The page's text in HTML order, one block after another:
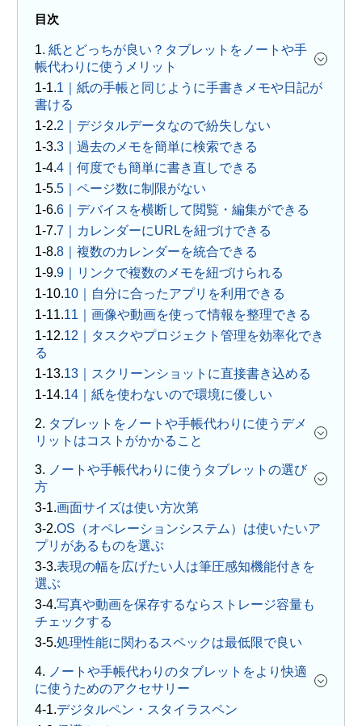
目次
1. 紙とどっちが良い？タブレットをノートや手
帳代わりに使うメリット
1｜紙の手帳と同じように手書きメモや日記が
書ける
2｜デジタルデータなので紛失しない
3｜過去のメモを簡単に検索できる
4｜何度でも簡単に書き直しできる
5｜ページ数に制限がない
6｜デバイスを横断して閲覧・編集ができる
7｜カレンダーにURLを紐づけできる
8｜複数のカレンダーを統合できる
9｜リンクで複数のメモを紐づけられる
10｜自分に合ったアプリを利用できる
11｜画像や動画を使って情報を整理できる
12｜タスクやプロジェクト管理を効率化でき
る
13｜スクリーンショットに直接書き込める
14｜紙を使わないので環境に優しい
2. タブレットをノートや手帳代わりに使うデメ
リットはコストがかかること
3. ノートや手帳代わりに使うタブレットの選び
方
画面サイズは使い方次第
OS（オペレーションシステム）は使いたいア
プリがあるものを選ぶ
表現の幅を広げたい人は筆圧感知機能付きを
選ぶ
写真や動画を保存するならストレージ容量も
チェックする
処理性能に関わるスペックは最低限で良い
4. ノートや手帳代わりのタブレットをより快適
に使うためのアクセサリー
デジタルペン・スタイラスペン